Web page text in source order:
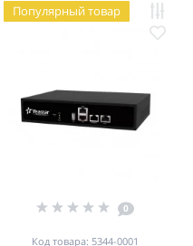
Популярный товар
0
Код товара: 5344-0001